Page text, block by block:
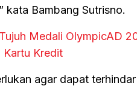
kata Bambang Sutrisno.
Medali OlympicAD
Kartu Kredit
agar dapat